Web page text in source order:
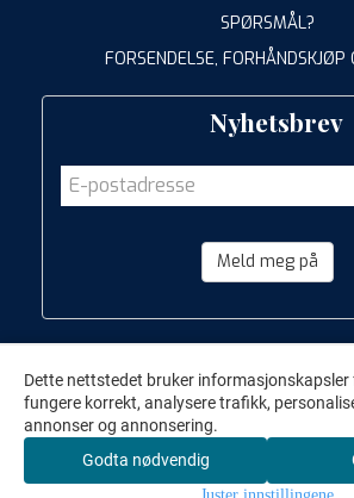
SPØRSMÅL?
FORSENDELSE, FORHÅNDSKJØP
Nyhetsbrev
Meld meg på
Dette nettstedet bruker informasjonskapsler
fungere korrekt, analysere trafikk,
annonser og annonsering.
Godta nødvendig